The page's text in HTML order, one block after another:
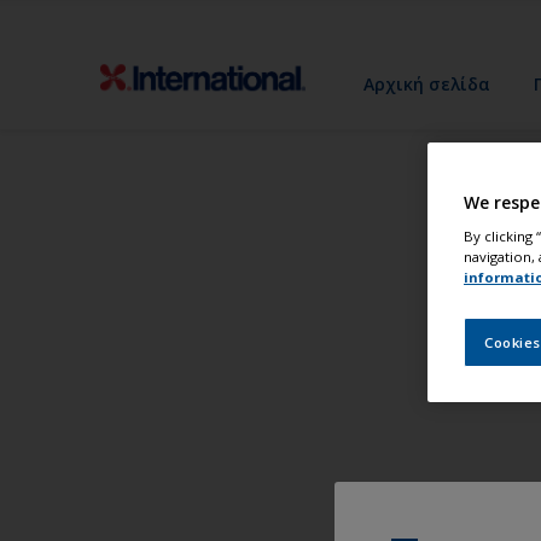
Αρχική σελίδα
We
By clicking
navigation,